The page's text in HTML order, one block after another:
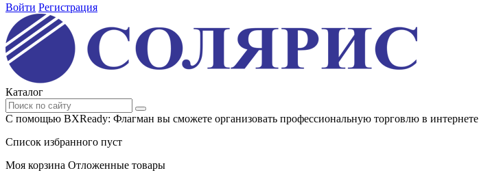
Войти Регистрация
Каталог
С помощью BXReady: Флагман вы сможете организовать профессиональную торговлю в интернете
Список избранного пуст
Моя корзина Отложенные товары